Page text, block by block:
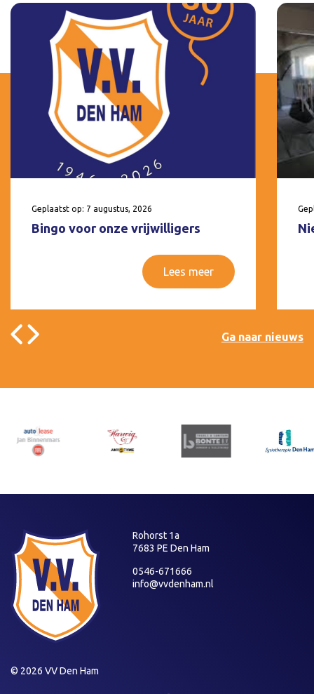
Geplaatst op: 7 augustus, 2026
Bingo voor onze vrijwilligers
Lees meer
Ga naar nieuws
Rohorst 1a
7683 PE Den Ham
0546-671666
info@vvdenham.nl
© 2026 VV Den Ham